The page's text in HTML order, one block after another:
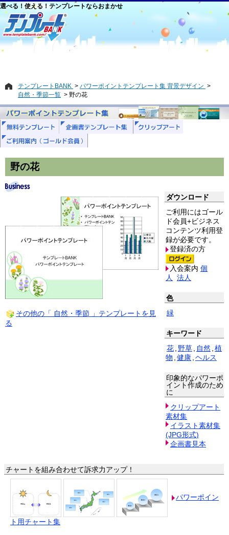
選べる！使える！テンプレートならおまかせ
テンプレートBANK
パワーポイントテンプレート集 背景デザイン
自然・季節一覧
野の花
野の花
その他の「 自然・季節 」テンプレートを見
る
ダウンロード
ご利用にはゴール
ド会員+ビジネス
コンテンツ利用登
録が必要です。
登録済の方
入会案内 個
人
法人
色
緑
キーワード
花 野草 自然 植
物 健康 ヘルス
印象的なパワーポ
イント作成のため
に
クリップアート
素材集
イラスト素材集
(JPG形式)
企画書見本
チャートを組み合わせて訴求力アップ！
パワーポイン
ト用チャート集